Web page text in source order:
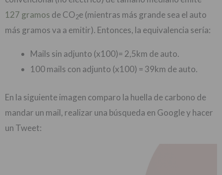
127 gramos de CO2e (mientras más grande sea el auto
más gramos va a emitir). Entonces, la equivalencia sería:
Mails sin adjunto (x100)= 2,5km de auto.
100 mails con adjunto (x100) = 39km de auto.
En la siguiente imagen comparo la huella de carbono de
mandar un mail, realizar una búsqueda en Google y hacer
un Tweet: